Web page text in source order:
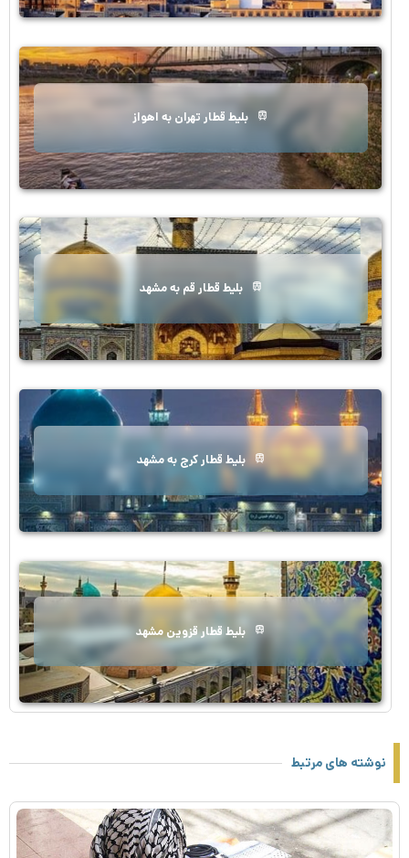
بلیط قطار تهران به اهواز
بلیط قطار قم به مشهد
بلیط قطار کرج به مشهد
بلیط قطار قزوین مشهد
نوشته های مرتبط